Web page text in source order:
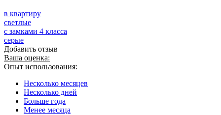
в квартиру
светлые
с замками 4 класса
серые
Добавить отзыв
Ваша оценка:
Опыт использования:
Несколько месяцев
Несколько дней
Больше года
Менее месяца